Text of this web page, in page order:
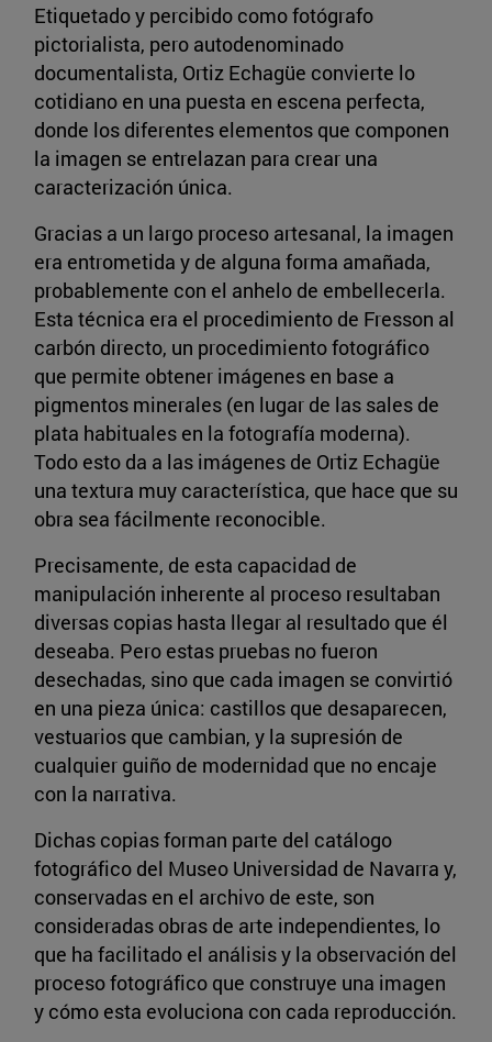
Etiquetado y percibido como fotógrafo
pictorialista, pero autodenominado
documentalista, Ortiz Echagüe convierte lo
cotidiano en una puesta en escena perfecta,
donde los diferentes elementos que componen
la imagen se entrelazan para crear una
caracterización única.
Gracias a un largo proceso artesanal, la imagen
era entrometida y de alguna forma amañada,
probablemente con el anhelo de embellecerla.
Esta técnica era el procedimiento de Fresson al
carbón directo, un procedimiento fotográfico
que permite obtener imágenes en base a
pigmentos minerales (en lugar de las sales de
plata habituales en la fotografía moderna).
Todo esto da a las imágenes de Ortiz Echagüe
una textura muy característica, que hace que su
obra sea fácilmente reconocible.
Precisamente, de esta capacidad de
manipulación inherente al proceso resultaban
diversas copias hasta llegar al resultado que él
deseaba. Pero estas pruebas no fueron
desechadas, sino que cada imagen se convirtió
en una pieza única: castillos que desaparecen,
vestuarios que cambian, y la supresión de
cualquier guiño de modernidad que no encaje
con la narrativa.
Dichas copias forman parte del catálogo
fotográfico del Museo Universidad de Navarra y,
conservadas en el archivo de este, son
consideradas obras de arte independientes, lo
que ha facilitado el análisis y la observación del
proceso fotográfico que construye una imagen
y cómo esta evoluciona con cada reproducción.